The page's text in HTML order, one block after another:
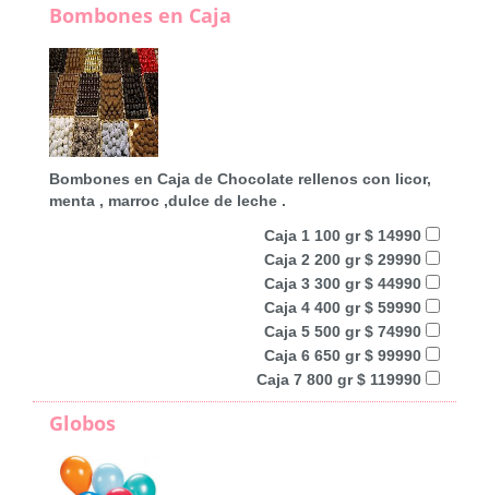
Bombones en Caja
Bombones en Caja de Chocolate rellenos con licor,
menta , marroc ,dulce de leche .
Caja 1 100 gr $ 14990
Caja 2 200 gr $ 29990
Caja 3 300 gr $ 44990
Caja 4 400 gr $ 59990
Caja 5 500 gr $ 74990
Caja 6 650 gr $ 99990
Caja 7 800 gr $ 119990
Globos